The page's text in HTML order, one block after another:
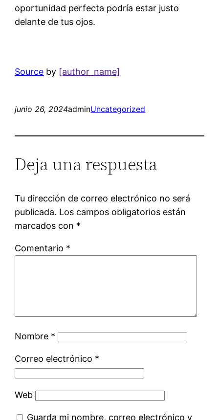
oportunidad perfecta podría estar justo
delante de tus ojos.
Source by [author_name]
junio 26, 2024adminUncategorized
Deja una respuesta
Tu dirección de correo electrónico no será
publicada. Los campos obligatorios están
marcados con *
Comentario *
Nombre *
Correo electrónico *
Web
Guarda mi nombre, correo electrónico y